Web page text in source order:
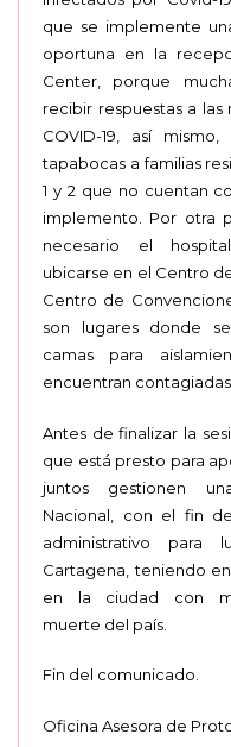
que se implemente
oportuna en la
Center, porque
recibir respuestas a
COVID-19, así
tapabocas a familias
1 y 2 que no cuentan
implemento. Por otra
necesario el
ubicarse en el Centro
Centro de
son lugares donde
camas para
encuentran
Antes de finalizar la
que está presto para
juntos gestionen
Nacional, con el fin
administrativo
Cartagena, teniendo
en la ciudad con
muerte del país.
Fin del comunicado.
Oficina Asesora de